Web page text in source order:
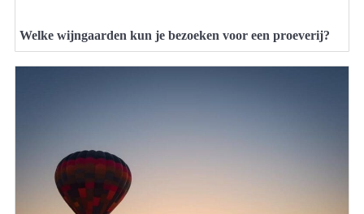
Welke wijngaarden kun je bezoeken voor een proeverij?